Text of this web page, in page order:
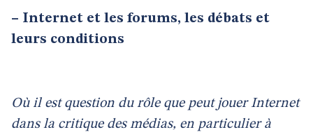
– Internet et les forums, les débats et
leurs conditions
Où il est question du rôle que peut jouer Internet
dans la critique des médias, en particulier à